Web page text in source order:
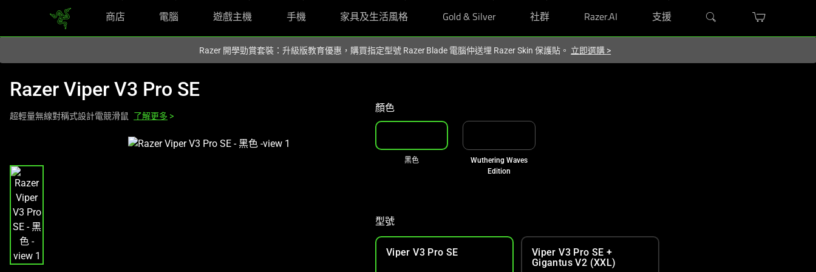
商店 電腦 遊戲主機 手機 家具及生活風格 Gold & Silver 社群 Razer.AI 支援
Razer 開學勁賞套裝：升級版教育優惠，購買指定型號 Razer Blade 電腦仲送埋 Razer Skin 保護貼。 立即選購 >
Razer Viper V3 Pro SE
超輕量無線對稱式設計電競滑鼠 了解更多 >
a
carousel
with
one
large
image
and
顏色
黑色
Wuthering Waves
Edition
型號
Viper V3 Pro SE
Viper V3 Pro SE +
Gigantus V2 (XXL)